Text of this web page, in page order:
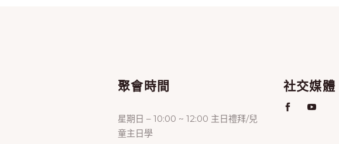
聚會時間
星期日 – 10:00 ~ 12:00 主日禮拜/兒
童主日學
社交媒體